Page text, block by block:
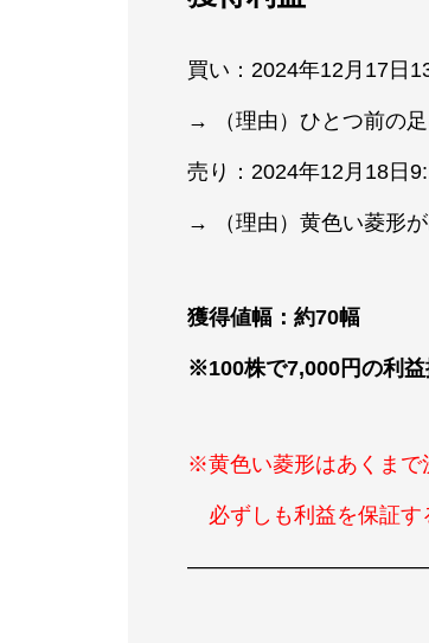
買い：2024年12月17日
→ （理由）ひとつ前の足
売り：2024年12月18日
→ （理由）黄色い菱形が
獲得値幅：約70幅
※100株で7,000円の利益
※黄色い菱形はあくまで
必ずしも利益を保証す